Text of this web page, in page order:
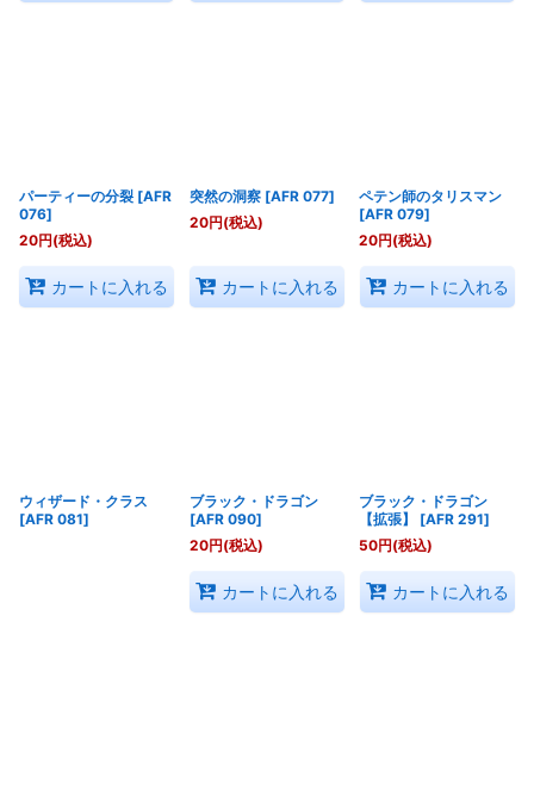
パーティーの分裂 [AFR
076]
20円(税込)
カートに入れる
突然の洞察 [AFR 077]
20円(税込)
カートに入れる
ペテン師のタリスマン
[AFR 079]
20円(税込)
カートに入れる
ウィザード・クラス
[AFR 081]
ブラック・ドラゴン
[AFR 090]
20円(税込)
カートに入れる
ブラック・ドラゴン
【拡張】
[AFR 291]
50円(税込)
カートに入れる